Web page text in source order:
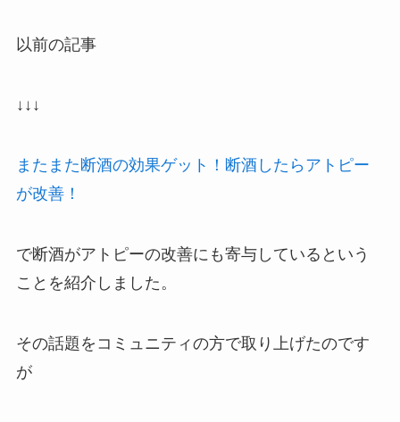
以前の記事
↓↓↓
またまた断酒の効果ゲット！断酒したらアトピー
が改善！
で断酒がアトピーの改善にも寄与しているという
ことを紹介しました。
その話題をコミュニティの方で取り上げたのです
が